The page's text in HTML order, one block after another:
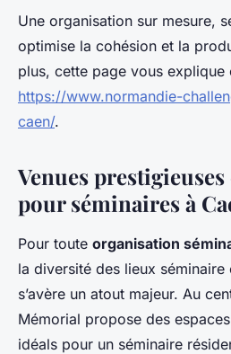
Une organisation sur mesure,
optimise la cohésion et la
plus, cette page vous explique
https://www.normandie-
caen/.
Venues
pour séminaires à
Pour toute organisation
la diversité des lieux séminaire
s’avère un atout majeur. Au
Mémorial propose des
idéals pour un séminaire